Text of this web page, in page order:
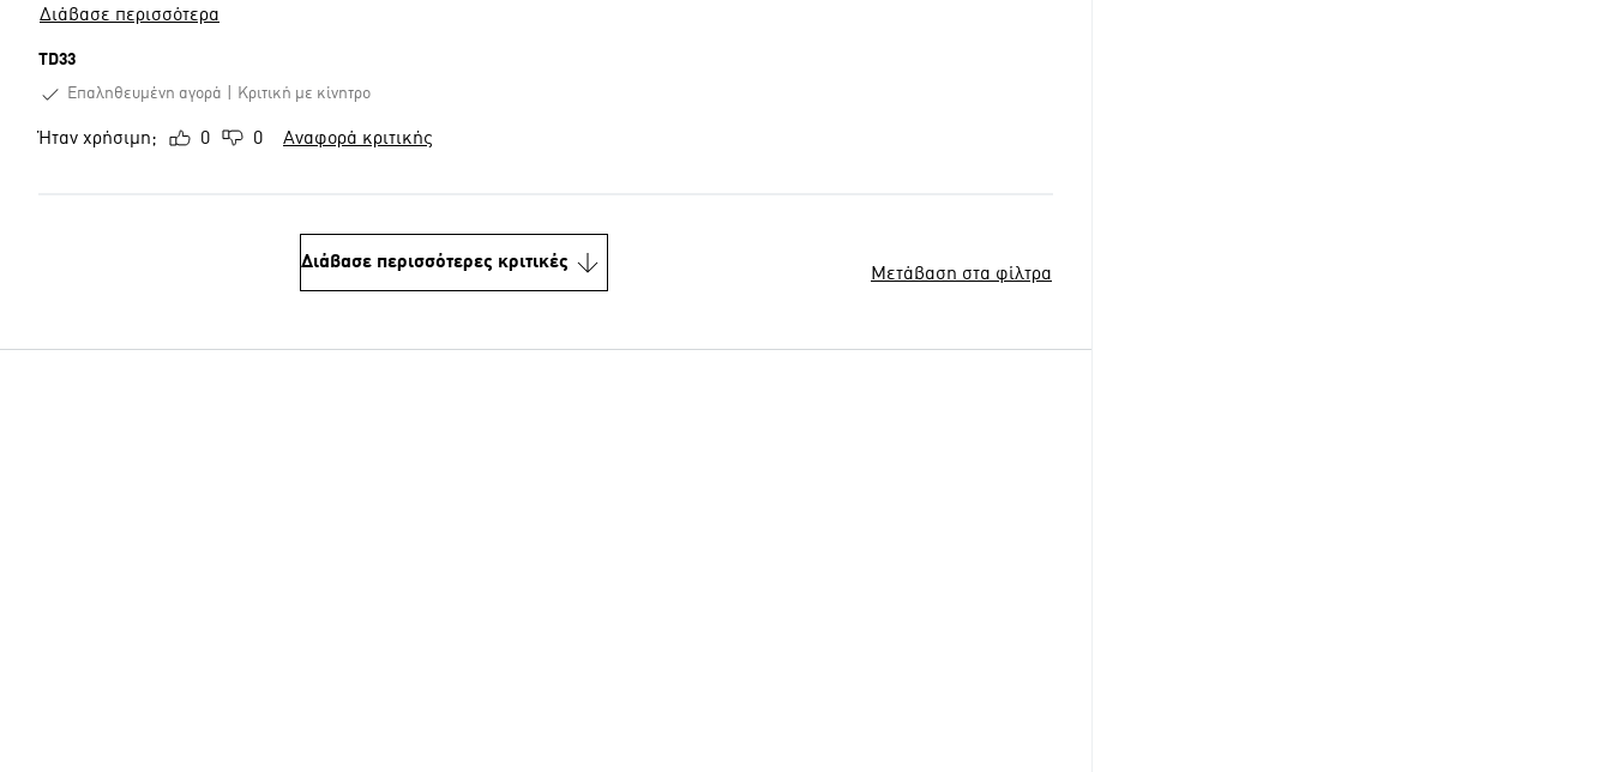
Διάβασε περισσότερα
TD33
Επαληθευμένη αγορά
Κριτική με κίνητρο
Ήταν χρήσιμη; 0 0 Αναφορά κριτικής
Διάβασε περισσότερες κριτικές
Μετάβαση στα φίλτρα